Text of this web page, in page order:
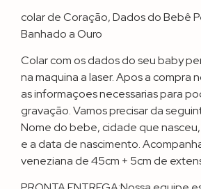
colar de Coração, Dados do Bebê
Banhado a Ouro
Colar com os dados do seu baby
na maquina a laser. Apos a compra
as informaçoes necessarias para
gravação. Vamos precisar da
Nome do bebe, cidade que
e a data de nascimento.
veneziana de 45cm + 5cm de